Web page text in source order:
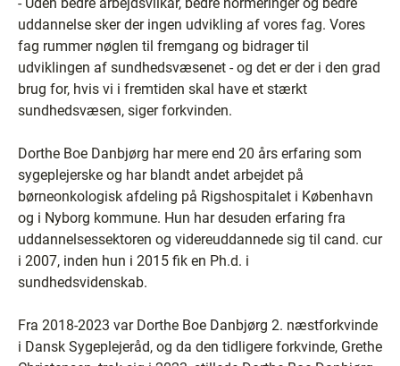
uddannelse sker der ingen udvikling af vores fag. Vores
fag rummer nøglen til fremgang og bidrager til
udviklingen af sundhedsvæsenet - og det er der i den grad
brug for, hvis vi i fremtiden skal have et stærkt
sundhedsvæsen, siger forkvinden.
Dorthe Boe Danbjørg har mere end 20 års erfaring som
sygeplejerske og har blandt andet arbejdet på
børneonkologisk afdeling på Rigshospitalet i København
og i Nyborg kommune. Hun har desuden erfaring fra
uddannelsessektoren og videreuddannede sig til cand. cur
i 2007, inden hun i 2015 fik en Ph.d. i
sundhedsvidenskab.
Fra 2018-2023 var Dorthe Boe Danbjørg 2. næstforkvinde
i Dansk Sygeplejeråd, og da den tidligere forkvinde, Grethe